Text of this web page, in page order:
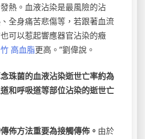
熱。血液沾染是最風險的沾
全身痛苦悲傷等，若跟著血流
可以惹起響應器官沾染的癥
高血脂更高。”劉偉說。
珠菌的血液沾染逝世亡率約為
和呼吸道等部位沾染的逝世亡
佈方法重要為接觸傳佈。 由於